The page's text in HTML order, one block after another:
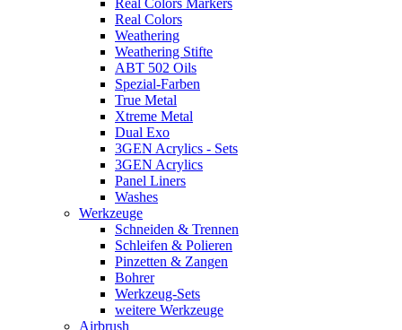
Real Colors Markers
Real Colors
Weathering
Weathering Stifte
ABT 502 Oils
Spezial-Farben
True Metal
Xtreme Metal
Dual Exo
3GEN Acrylics - Sets
3GEN Acrylics
Panel Liners
Washes
Werkzeuge
Schneiden & Trennen
Schleifen & Polieren
Pinzetten & Zangen
Bohrer
Werkzeug-Sets
weitere Werkzeuge
Airbrush